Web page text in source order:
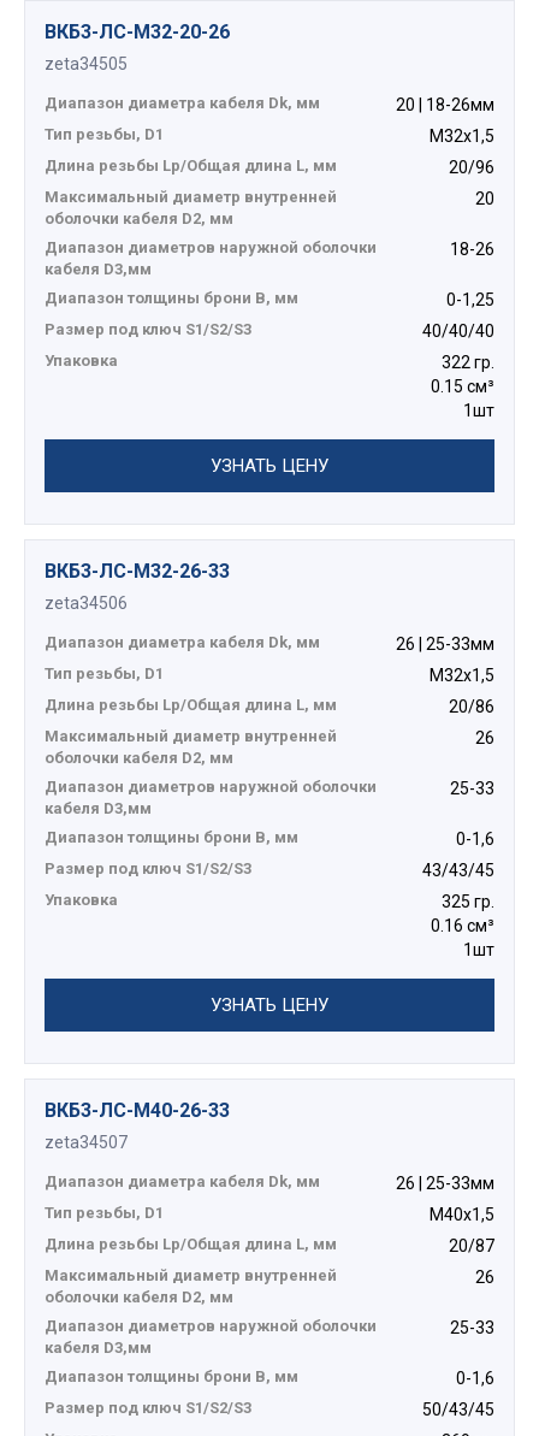
ВКБ3-ЛС-M32-20-26
zeta34505
Диапазон диаметра кабеля Dk, мм 20 | 18-26мм
Тип резьбы, D1 М32х1,5
Длина резьбы Lp/Общая длина L, мм 20/96
Максимальный диаметр внутренней
оболочки кабеля D2, мм
20
Диапазон диаметров наружной оболочки
кабеля D3,мм
18-26
Диапазон толщины брони В, мм 0-1,25
Размер под ключ S1/S2/S3 40/40/40
Упаковка
322 гр.
0.15 см³
1шт
УЗНАТЬ ЦЕНУ
ВКБ3-ЛС-M32-26-33
zeta34506
Диапазон диаметра кабеля Dk, мм 26 | 25-33мм
Тип резьбы, D1 М32х1,5
Длина резьбы Lp/Общая длина L, мм 20/86
Максимальный диаметр внутренней
оболочки кабеля D2, мм
26
Диапазон диаметров наружной оболочки
кабеля D3,мм
25-33
Диапазон толщины брони В, мм 0-1,6
Размер под ключ S1/S2/S3 43/43/45
Упаковка
325 гр.
0.16 см³
1шт
УЗНАТЬ ЦЕНУ
ВКБ3-ЛС-M40-26-33
zeta34507
Диапазон диаметра кабеля Dk, мм 26 | 25-33мм
Тип резьбы, D1 М40х1,5
Длина резьбы Lp/Общая длина L, мм 20/87
Максимальный диаметр внутренней
оболочки кабеля D2, мм
26
Диапазон диаметров наружной оболочки
кабеля D3,мм
25-33
Диапазон толщины брони В, мм 0-1,6
Размер под ключ S1/S2/S3 50/43/45